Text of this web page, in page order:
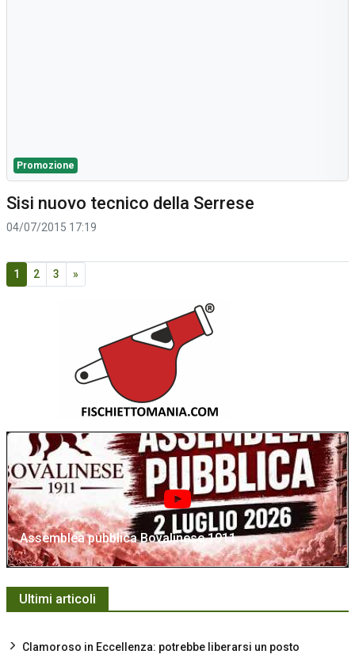
Promozione
Sisi nuovo tecnico della Serrese
04/07/2015 17:19
1 2 3 »
Assemblea pubblica Bovalinese 1911
Ultimi articoli
Clamoroso in Eccellenza: potrebbe liberarsi un posto